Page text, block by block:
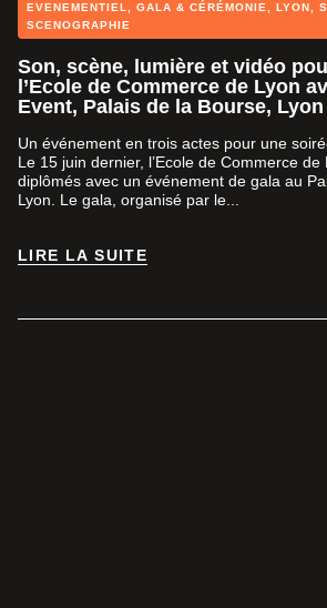
EVENEMENTIEL GALA & CÉRÉMONIE LYON
SCENOGRAPHIE
Son, scène, lumière et vidéo
l’Ecole de Commerce de Lyon
Event, Palais de la Bourse, Lyon
Un événement en trois actes pour une
Le 15 juin dernier, l’Ecole de Commerce
diplômés avec un événement de gala au
Lyon. Le gala, organisé par le...
LIRE LA SUITE